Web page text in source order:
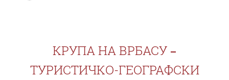
КРУПА НА ВРБАСУ ‒
ТУРИСТИЧКО-ГЕОГРАФСКИ